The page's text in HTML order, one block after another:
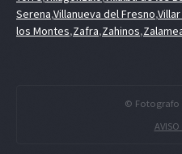
Serena,Villanueva del Fresno,
los Montes,Zafra,Zahinos,
© Fotografo
AVISO